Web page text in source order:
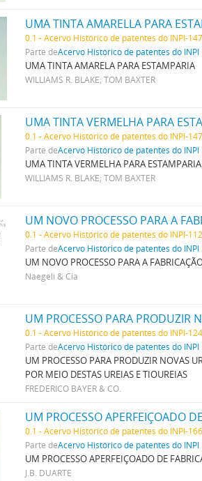
UMA TINTA AMARELLA PARA
0.1 - Acervo Histórico de patentes do INPI-
Parte deAcervo Histórico de patentes do INPI
UMA TINTA AMARELA PARA ESTAMPARIA
WILLIAMS R. BLAKE; TOM BAXTER
UMA TINTA VERMELHA PARA
0.1 - Acervo Histórico de patentes do INPI-
Parte deAcervo Histórico de patentes do INPI
UMA TINTA VERMELHA PARA ESTAMPARIA
WILLIAMS R. BLAKE; TOM BAXTER
0.1 - Acervo Histórico de patentes do INPI-
Parte deAcervo Histórico de patentes do INPI
UM NOVO PROCESSO PARA A
Naegeli & Cia
0.1 - Acervo Histórico de patentes do INPI-
Parte deAcervo Histórico de patentes do INPI
UM PROCESSO PARA PRODUZIR NOVAS
POR MEIO DESTAS UREIAS E TIOUREIAS
FREDERICO BAYER & CO.
UM PROCESSO APERFEIÇOADO
0.1 - Acervo Histórico de patentes do INPI-
Parte deAcervo Histórico de patentes do INPI
UM PROCESSO APERFEIÇOADO DE
J.B. DUARTE